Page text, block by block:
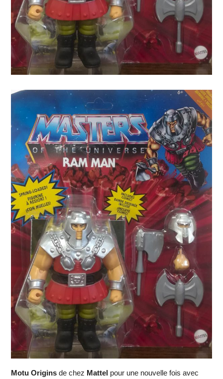
Motu Originsde chez Mattelpour une nouvelle fois avec